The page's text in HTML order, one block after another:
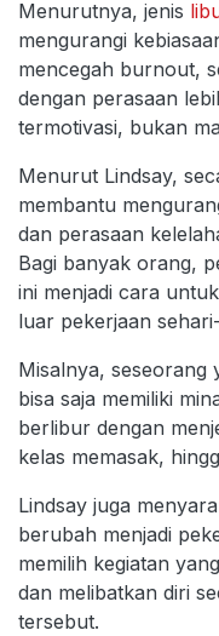
Menurutnya, jenis
mengurangi
mencegah burnout,
dengan perasaan
termotivasi, bukan
Menurut Lindsay,
membantu
dan perasaan
Bagi banyak orang,
ini menjadi cara
luar pekerjaan
Misalnya, seseorang
bisa saja memiliki
berlibur dengan
kelas memasak,
Lindsay juga
berubah menjadi
memilih kegiatan
dan melibatkan diri
tersebut.